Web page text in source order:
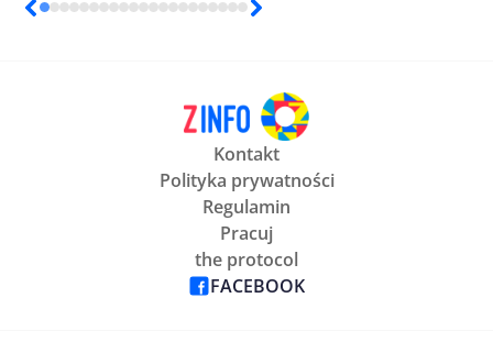
Kontakt
Polityka prywatności
Regulamin
Pracuj
the protocol
FACEBOOK